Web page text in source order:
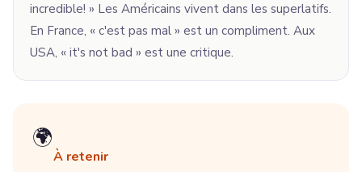
incredible! » Les Américains vivent dans les superlatifs.
En France, « c'est pas mal » est un compliment. Aux
USA, « it's not bad » est une critique.
🌍
À retenir